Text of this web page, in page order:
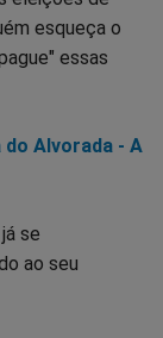
esqueça o
essas
do Alvorada - A
se
ao seu